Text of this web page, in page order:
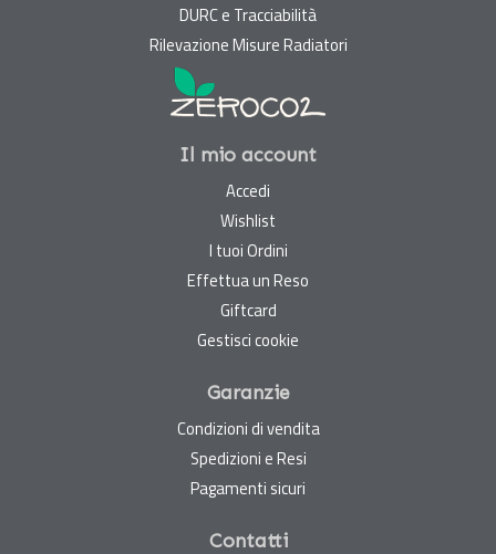
DURC e Tracciabilità
Rilevazione Misure Radiatori
Il mio account
Accedi
Wishlist
I tuoi Ordini
Effettua un Reso
Giftcard
Gestisci cookie
Garanzie
Condizioni di vendita
Spedizioni e Resi
Pagamenti sicuri
Contatti